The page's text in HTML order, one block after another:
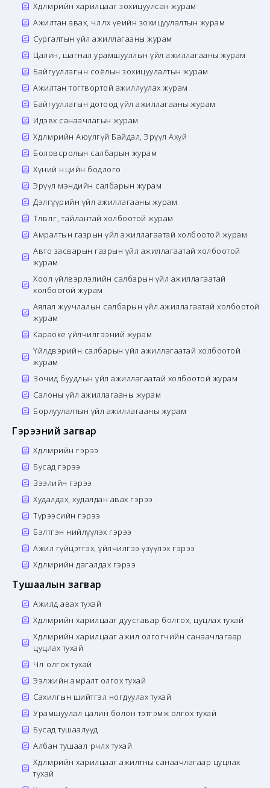
Хөдөлмөрийн харилцааг зохицуулсан журам
Ажилтан авах, чөлөөлөх үеийн зохицуулалтын журам
Сургалтын үйл ажиллагааны журам
Цалин, шагнал урамшууллын үйл ажиллагааны журам
Байгууллагын соёлын зохицуулалтын журам
Ажилтан тогтвортой ажиллуулах журам
Байгууллагын дотоод үйл ажиллагааны журам
Идэвх санаачлагын журам
Хөдөлмөрийн Аюулгүй Байдал, Эрүүл Ахуй
Боловсролын салбарын журам
Хүний нөөцийн бодлого
Эрүүл мэндийн салбарын журам
Дэлгүүрийн үйл ажиллагааны журам
Төлөвлөгөө, тайлантай холбоотой журам
Амралтын газрын үйл ажиллагаатай холбоотой журам
Авто засварын газрын үйл ажиллагаатай холбоотой
журам
Хоол үйлвэрлэлийн салбарын үйл ажиллагаатай
холбоотой журам
Аялал жуучлалын салбарын үйл ажиллагаатай холбоотой
журам
Караоке үйлчилгээний журам
Үйлдвэрийн салбарын үйл ажиллагаатай холбоотой
журам
Зочид буудлын үйл ажиллагаатай холбоотой журам
Салоны үйл ажиллагааны журам
Борлуулалтын үйл ажиллагааны журам
Гэрээний загвар
Хөдөлмөрийн гэрээ
Бусад гэрээ
Зээлийн гэрээ
Худалдах, худалдан авах гэрээ
Түрээсийн гэрээ
Бэлтгэн нийлүүлэх гэрээ
Ажил гүйцэтгэх, үйлчилгээ үзүүлэх гэрээ
Хөдөлмөрийн дагалдах гэрээ
Тушаалын загвар
Ажилд авах тухай
Хөдөлмөрийн харилцааг дуусгавар болгох, цуцлах тухай
Хөдөлмөрийн харилцааг ажил олгогчийн санаачлагаар
цуцлах тухай
Чөлөө олгох тухай
Ээлжийн амралт олгох тухай
Сахилгын шийтгэл ногдуулах тухай
Урамшуулал цалин болон тэтгэмж олгох тухай
Бусад тушаалууд
Албан тушаал өөрчлөх тухай
Хөдөлмөрийн харилцааг ажилтны санаачлагаар цуцлах
тухай